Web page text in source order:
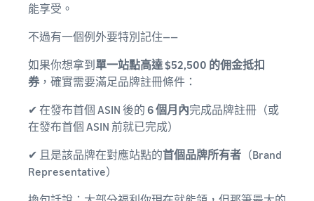
能享受。
不過有一個例外要特別記住——
如果你想拿到單一站點高達 $52,500 的佣金抵扣
券，確實需要滿足品牌註冊條件：
✔ 在發布首個 ASIN 後的 6 個月內完成品牌註冊（或
在發布首個 ASIN 前就已完成）
✔ 且是該品牌在對應站點的首個品牌所有者 （Brand
Representative）